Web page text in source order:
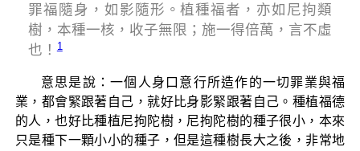
罪福隨身，如影隨形。植種福者，亦如尼拘類
樹，本種一核，收子無限；施一得倍萬，言不虛
也！1
意思是說：一個人身口意行所造作的一切罪業與福
業，都會緊跟著自己，就好比身影緊跟著自己。種植福德
的人，也好比種植尼拘陀樹，尼拘陀樹的種子很小，本來
只是種下一顆小小的種子，但是這種樹長大之後，非常地